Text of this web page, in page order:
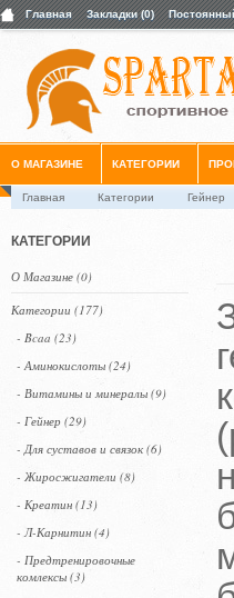
Главная Закладки (0)
О МАГАЗИНЕ КАТЕГОРИИ
Главная Категории Гейнер
КАТЕГОРИИ
О Магазине (0)
Категории (177)
- Bcaa (23)
- Аминокислоты (24)
- Витамины и минералы (9)
- Гейнер (29)
- Для суставов и связок (6)
- Жиросжигатели (8)
- Креатин (13)
- Л-Карнитин (4)
- Предтренировочные
комлексы (3)